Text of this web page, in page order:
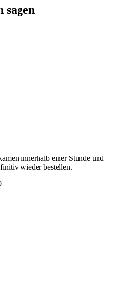
sagen
innerhalb einer Stunde und
wieder bestellen.